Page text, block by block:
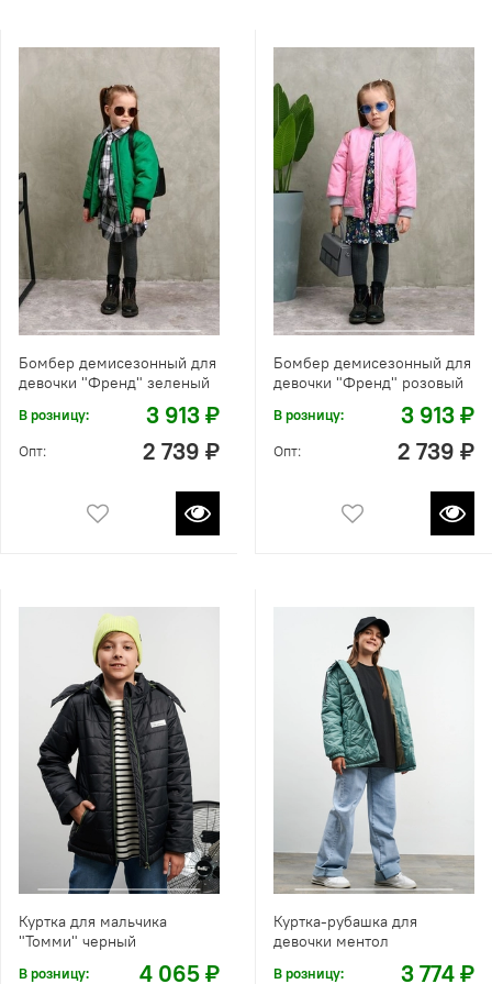
Бомбер демисезонный для
девочки "Френд" зеленый
В розницу: 3 913 ₽
Опт: 2 739 ₽
Бомбер демисезонный для
девочки "Френд" розовый
В розницу: 3 913 ₽
Опт: 2 739 ₽
Куртка для мальчика
"Томми" черный
В розницу: 4 065 ₽
Куртка-рубашка для
девочки ментол
В розницу: 3 774 ₽